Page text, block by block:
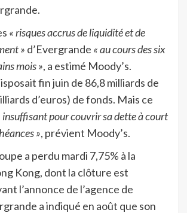
« risques accrus de liquidité et de
» d’Evergrande « au cours des six
mois », a estimé Moody’s.
fin juin de 86,8 milliards de
d’euros) de fonds. Mais ce
insuffisant pour couvrir sa dette à court
», prévient Moody’s.
a perdu mardi 7,75% à la
Kong, dont la clôture est
l’annonce de l’agence de
a indiqué en août que son